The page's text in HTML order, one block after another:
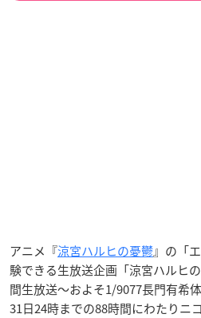
アニメ『涼宮ハルヒの憂鬱』の「
験できる生放送企画「涼宮ハルヒ
間生放送～およそ1/9077長門有希
31日24時までの88時間にわたりニ